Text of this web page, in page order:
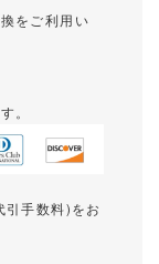
をご利用い
。
引手数料)をお